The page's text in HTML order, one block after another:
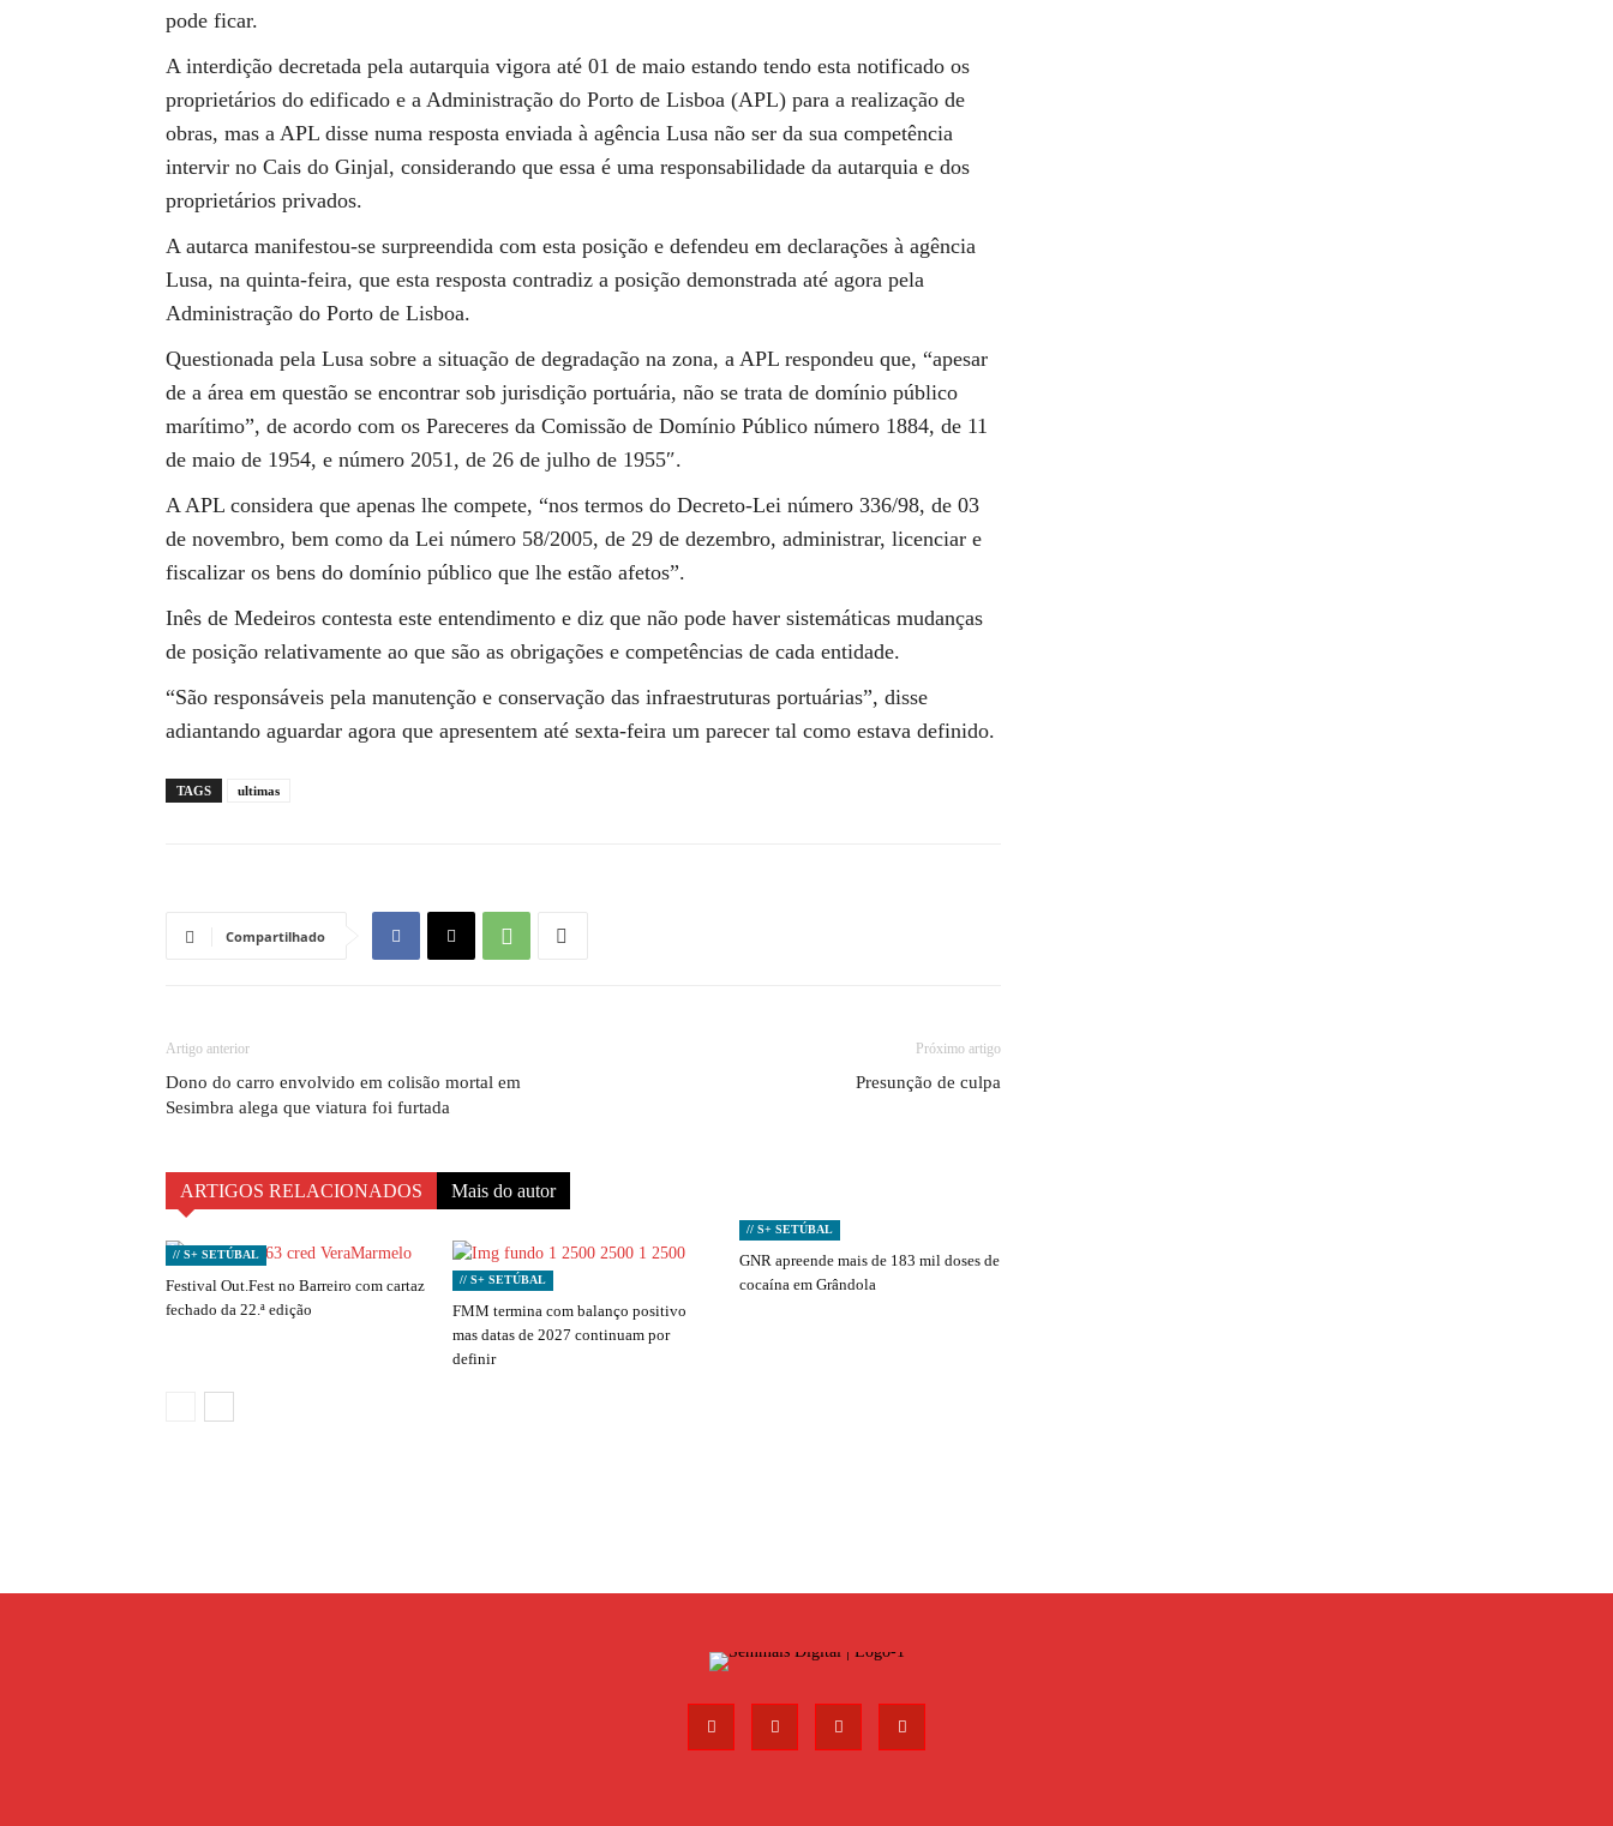
pode ficar.
A interdição decretada pela autarquia vigora até 01 de maio estando tendo esta notificado os
proprietários do edificado e a Administração do Porto de Lisboa (APL) para a realização de
obras, mas a APL disse numa resposta enviada à agência Lusa não ser da sua competência
intervir no Cais do Ginjal, considerando que essa é uma responsabilidade da autarquia e dos
proprietários privados.
A autarca manifestou-se surpreendida com esta posição e defendeu em declarações à agência
Lusa, na quinta-feira, que esta resposta contradiz a posição demonstrada até agora pela
Administração do Porto de Lisboa.
Questionada pela Lusa sobre a situação de degradação na zona, a APL respondeu que, “apesar
de a área em questão se encontrar sob jurisdição portuária, não se trata de domínio público
marítimo”, de acordo com os Pareceres da Comissão de Domínio Público número 1884, de 11
de maio de 1954, e número 2051, de 26 de julho de 1955″.
A APL considera que apenas lhe compete, “nos termos do Decreto-Lei número 336/98, de 03
de novembro, bem como da Lei número 58/2005, de 29 de dezembro, administrar, licenciar e
fiscalizar os bens do domínio público que lhe estão afetos”.
Inês de Medeiros contesta este entendimento e diz que não pode haver sistemáticas mudanças
de posição relativamente ao que são as obrigações e competências de cada entidade.
“São responsáveis pela manutenção e conservação das infraestruturas portuárias”, disse
adiantando aguardar agora que apresentem até sexta-feira um parecer tal como estava definido.
TAGS ultimas
Compartilhado
Artigo anterior
Dono do carro envolvido em colisão mortal em
Sesimbra alega que viatura foi furtada
Próximo artigo
Presunção de culpa
ARTIGOS RELACIONADOS Mais do autor
// S+ SETÚBAL
Festival Out.Fest no Barreiro com cartaz
fechado da 22.ª edição
// S+ SETÚBAL
FMM termina com balanço positivo
mas datas de 2027 continuam por
definir
// S+ SETÚBAL
GNR apreende mais de 183 mil doses de
cocaína em Grândola